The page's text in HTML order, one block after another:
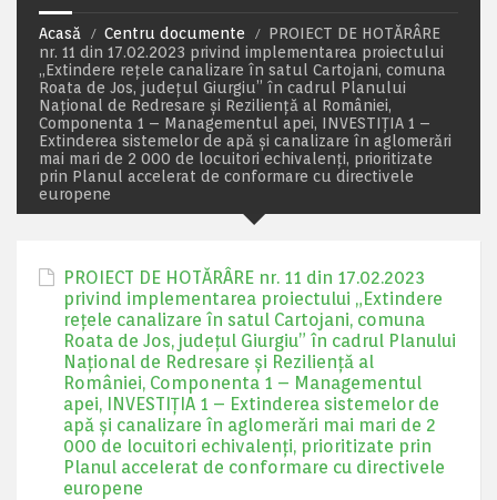
Acasă Centru documente
PROIECT DE HOTĂRÂRE
nr. 11 din 17.02.2023 privind implementarea proiectului
„Extindere rețele canalizare în satul Cartojani, comuna
Roata de Jos, județul Giurgiu” în cadrul Planului
Național de Redresare și Reziliență al României,
Componenta 1 – Managementul apei, INVESTIȚIA 1 –
Extinderea sistemelor de apă și canalizare în aglomerări
mai mari de 2 000 de locuitori echivalenți, prioritizate
prin Planul accelerat de conformare cu directivele
europene
PROIECT DE HOTĂRÂRE nr. 11 din 17.02.2023
privind implementarea proiectului „Extindere
rețele canalizare în satul Cartojani, comuna
Roata de Jos, județul Giurgiu” în cadrul Planului
Național de Redresare și Reziliență al
României, Componenta 1 – Managementul
apei, INVESTIȚIA 1 – Extinderea sistemelor de
apă și canalizare în aglomerări mai mari de 2
000 de locuitori echivalenți, prioritizate prin
Planul accelerat de conformare cu directivele
europene